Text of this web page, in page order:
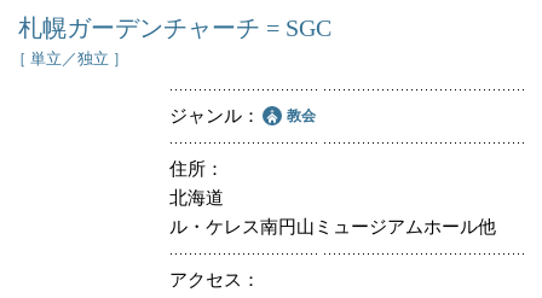
学校・幼稚園・神学校
札幌ガーデンチャーチ = SGC
［ 単立／独立 ］
ジャンル 教会
住所
北海道
ル・ケレス南円山ミュージアムホール他
アクセス